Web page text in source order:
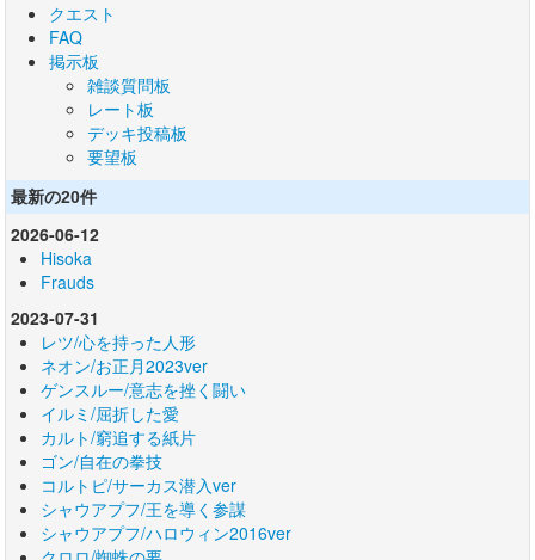
クエスト
FAQ
掲示板
雑談質問板
レート板
デッキ投稿板
要望板
最新の20件
2026-06-12
Hisoka
Frauds
2023-07-31
レツ/心を持った人形
ネオン/お正月2023ver
ゲンスルー/意志を挫く闘い
イルミ/屈折した愛
カルト/窮追する紙片
ゴン/自在の拳技
コルトピ/サーカス潜入ver
シャウアプフ/王を導く参謀
シャウアプフ/ハロウィン2016ver